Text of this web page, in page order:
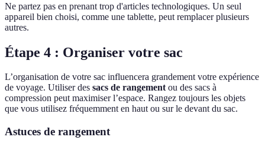
Ne partez pas en prenant trop d'articles technologiques. Un seul
appareil bien choisi, comme une tablette, peut remplacer plusieurs
autres.
Étape 4 : Organiser votre sac
L’organisation de votre sac influencera grandement votre expérience
de voyage. Utiliser des sacs de rangementou des sacs à
compression peut maximiser l’espace. Rangez toujours les objets
que vous utilisez fréquemment en haut ou sur le devant du sac.
Astuces de rangement